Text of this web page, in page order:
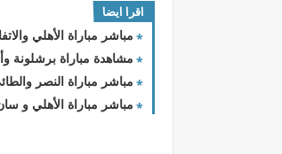
اقرا ايضا
مباشر مباراة الأهلي والاتفاق
مشاهدة مباراة برشلونة وأشبيلية اليوم
مباشر مباراة النصر
مباشر مباراة الأهلي و سان جورج في